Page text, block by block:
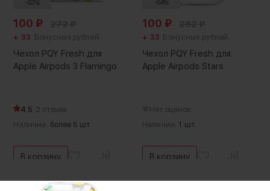
-63%
100 ₽
+ 33 Бонусных рублей
Чехол PQY Fresh для
Apple Airpods 3 Flamingo
4.5 2 отзыва
Наличие: более 5 шт.
В корзину
-64%
100 ₽
+ 33 Бонусных рублей
Чехол PQY Fresh для
Apple Airpods Stars
Нет оценок
Наличие: 1 шт.
В корзину